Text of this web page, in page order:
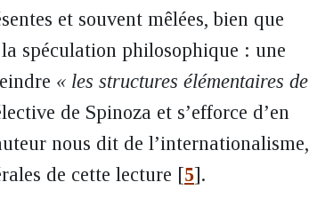
et souvent mêlées, bien que
spéculation philosophique : une
« les structures élémentaires de
de Spinoza et s’efforce d’en
nous dit de l’internationalisme,
de cette lecture [5].